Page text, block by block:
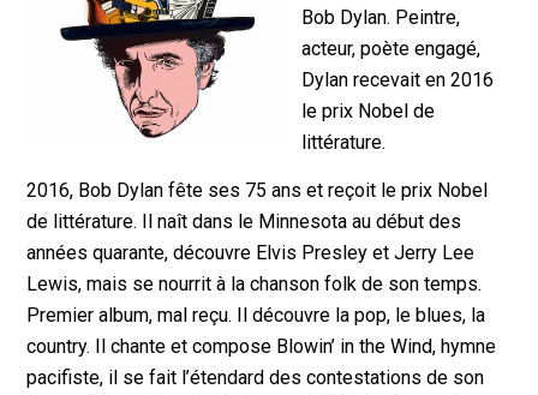
Bob Dylan. Peintre,
acteur, poète engagé,
Dylan recevait en 2016
le prix Nobel de
littérature.
2016, Bob Dylan fête ses 75 ans et reçoit le prix Nobel
de littérature. Il naît dans le Minnesota au début des
années quarante, découvre Elvis Presley et Jerry Lee
Lewis, mais se nourrit à la chanson folk de son temps.
Premier album, mal reçu. Il découvre la pop, le blues, la
country. Il chante et compose Blowin’ in the Wind, hymne
pacifiste, il se fait l’étendard des contestations de son